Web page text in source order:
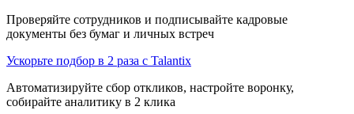
Проверяйте сотрудников и подписывайте кадровые
документы без бумаг и личных встреч
Ускорьте подбор в 2 раза с Talantix
Автоматизируйте сбор откликов, настройте воронку,
собирайте аналитику в 2 клика